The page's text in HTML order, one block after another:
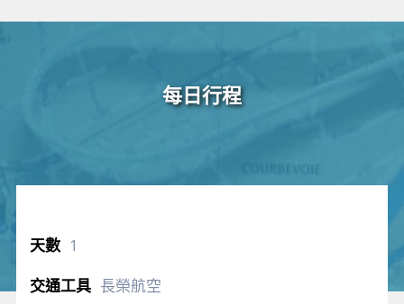
每日行程
1
長榮航空